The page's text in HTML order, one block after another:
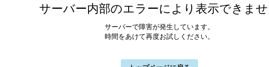
サーバー内部のエラーにより表示できま
サーバーで障害が発生しています。
時間をあけて再度お試しください。